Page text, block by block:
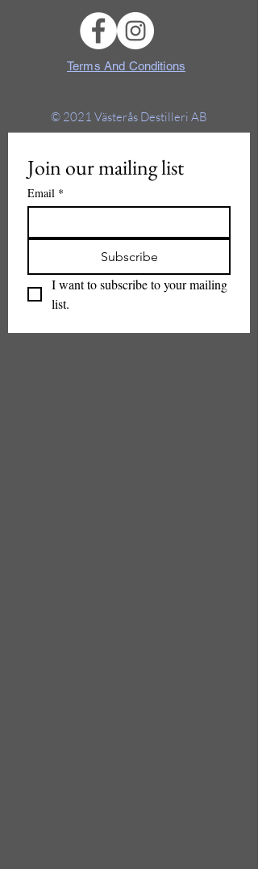
Terms And Conditions
© 2021 Västerås Destilleri AB
Join our mailing list
Email *
Subscribe
I want to subscribe to your mailing
list.